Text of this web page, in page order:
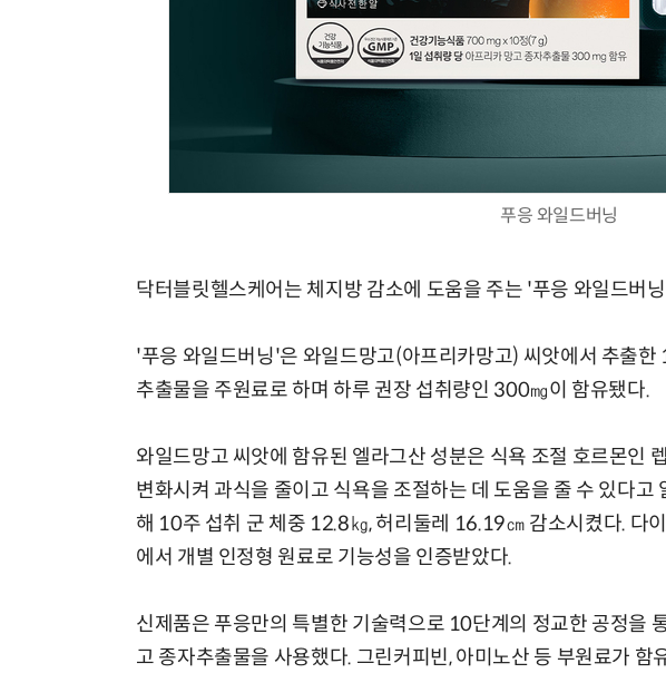
푸응 와일드버닝
닥터블릿헬스케어는 체지방 감소에 도움을 주는 '푸응 와일드버
'푸응 와일드버닝'은 와일드망고(아프리카망고) 씨앗에서 추출
추출물을 주원료로 하며 하루 권장 섭취량인 300㎎이 함유됐다.
와일드망고 씨앗에 함유된 엘라그산 성분은 식욕 조절 호르몬인
변화시켜 과식을 줄이고 식욕을 조절하는 데 도움을 줄 수 있다고
해 10주 섭취 군 체중 12.8㎏, 허리둘레 16.19㎝ 감소시켰다. 다
에서 개별 인정형 원료로 기능성을 인증받았다.
신제품은 푸응만의 특별한 기술력으로 10단계의 정교한 공정을
고 종자추출물을 사용했다. 그린커피빈, 아미노산 등 부원료가 함